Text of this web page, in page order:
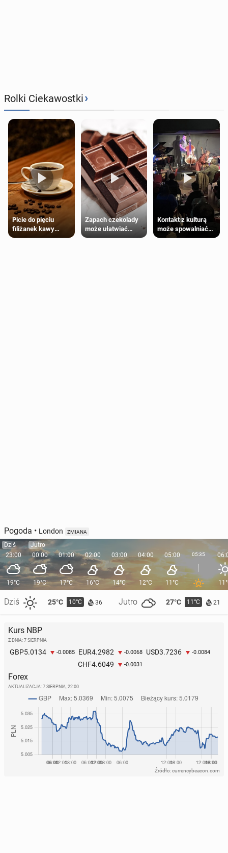
Rolki Ciekawostki›
Picie do pięciu
filiżanek kawy
dziennie jest
Zapach czekolady
może ułatwiać
trening siłowy
Kontakt z kulturą
może spowalniać
starzenie
Pogoda • London ZMIANA
Dziś
23:00
19°C
Dziś 25°C 10°C 36 Jutro 27°C 11°C 21
Jutro
00:00
19°C
01:00
17°C
02:00
16°C
03:00
14°C
04:00
12°C
05:00
11°C
05:35
Kurs NBP
Z DNIA: 7 SIERPNIA
GBP5.0134 -0.0085 EUR4.2982 -0.0068 USD3.7236 -0.0084
CHF4.6049 -0.0031
Forex
AKTUALIZACJA: 7 SIERPNIA, 22:00
Źródło: currencybeacon.com